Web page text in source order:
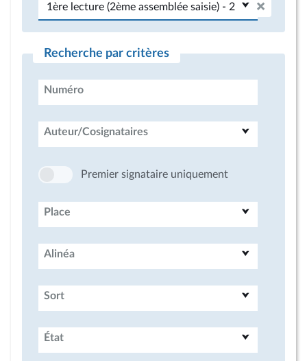
Recherche par critères
Numéro
Auteur/Cosignataires
Premier signataire uniquement
Place
Alinéa
Sort
État